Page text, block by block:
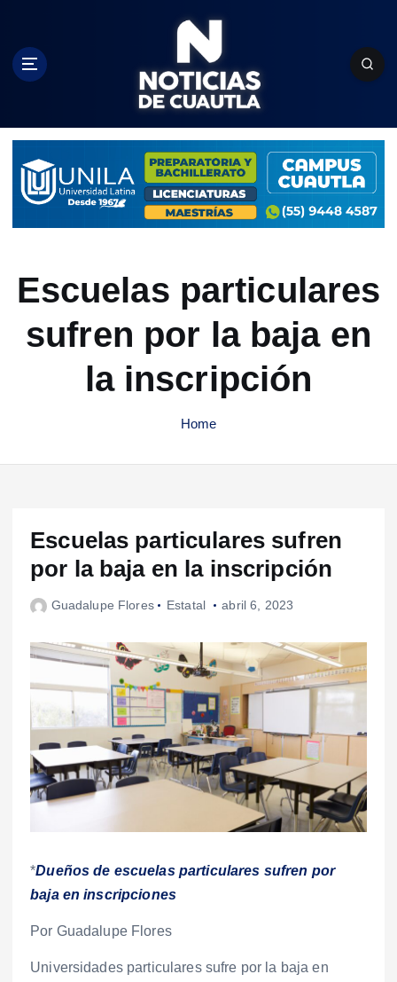
c
Escuelas particulares
sufren por la baja en
la inscripción
Home
Escuelas particulares sufren
por la baja en la inscripción
Guadalupe Flores Estatal abril 6, 2023
*Dueños de escuelas particulares sufren por
baja en inscripciones
Por Guadalupe Flores
Universidades particulares sufre por la baja en